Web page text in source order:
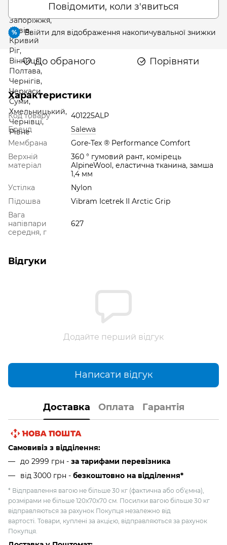
Повідомити, коли з'явиться
% Ввійти для відображення накопичувальної знижки
До обраного Порівняти
Характеристики
Код товару
401225ALP
Бренд
Salewa
Мембрана
Gore-Tex ® Performance Comfort
Верхній
матеріал
360 ° гумовий рант, комірець
AlpineWool, еластична тканина, замша
1,4 мм
Устілка
Nylon
Підошва
Vibram Icetrek II Arctic Grip
Вага
напівпари
середня, г
627
Відгуки
Додайте перший відгук
Написати відгук
Доставка Оплата Гарантія
Самовивіз з відділення:
до 2999 грн - за тарифами перевізника
від 3000 грн - безкоштовно на відділення*
* Відправлення вагою не більше 30 кг (фактична або об'ємна),
розмірами не більше 120х70х70 см. Посилки вагою більше 30 кг
відправляються за рахунок Покупця незалежно від
вартості. Товари, куплені за акцією, відправляються за рахунок
Покупця.